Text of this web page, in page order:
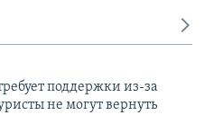
поддержки из-за
не могут вернуть